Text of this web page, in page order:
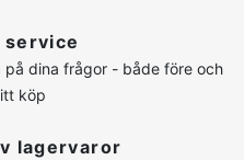
service
dina frågor - både före och
köp
lagervaror